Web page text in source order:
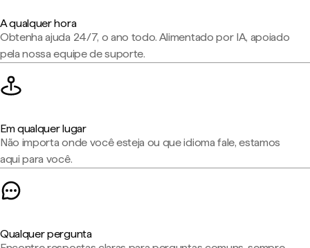
A qualquer hora
Obtenha ajuda 24/7, o ano todo. Alimentado por IA, apoiado
pela nossa equipe de suporte.
Em qualquer lugar
Não importa onde você esteja ou que idioma fale, estamos
aqui para você.
Qualquer pergunta